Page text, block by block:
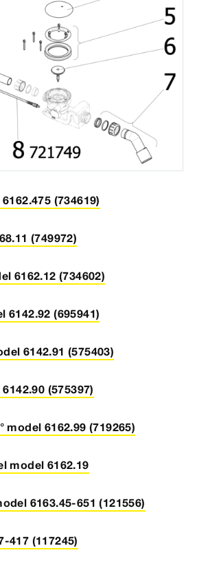
(734619)
(749972)
6162.12 (734602)
6142.92 (695941)
6142.91 (575403)
(575397)
model 6162.99 (719265)
model 6162.19
6163.45-651 (121556)
417 (117245)